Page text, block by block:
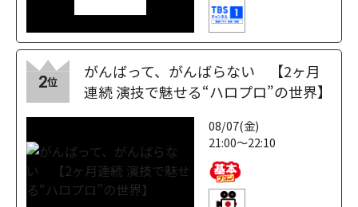
2位
がんばって、がんばらない 【2ヶ月
連続 演技で魅せる“ハロプロ”の世界】
08/07(金)
21:00～22:10